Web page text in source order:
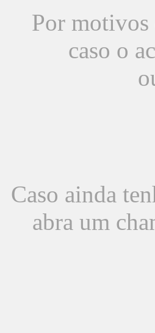
Por motivos
caso o
Caso ainda
abra um